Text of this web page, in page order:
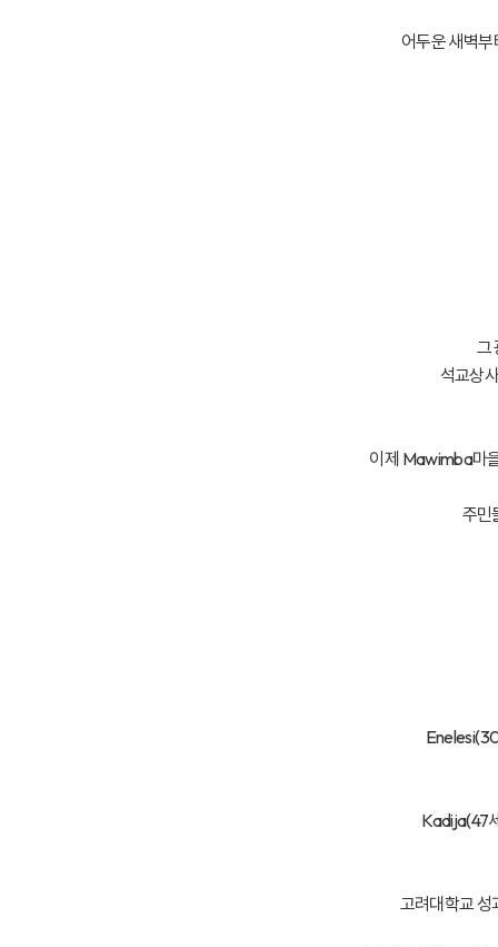
어두운 새벽부
그
석교상
이제 Mawimba마
주민
Kadija(47
고려대학교 성